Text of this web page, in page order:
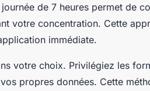
de 7 heures permet de
votre concentration. Cette
immédiate.
votre choix. Privilégiez les
propres données. Cette